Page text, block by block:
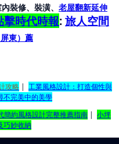
裝修、裝潢、 老屋翻新延伸
擊時代時報: 旅人空間
東） 薦
攻略 | 工業風格設計：打造個性與
不完美中的美學
簡約風格設計完整推薦指南 | 小坪
巧妙收納